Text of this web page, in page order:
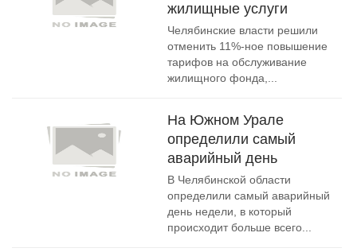
жилищные услуги
Челябинские власти решили
отменить 11%-ное повышение
тарифов на обслуживание
жилищного фонда,...
На Южном Урале
определили самый
аварийный день
В Челябинской области
определили самый аварийный
день недели, в который
происходит больше всего...